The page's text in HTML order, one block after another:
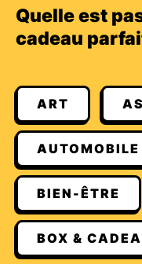
Quelle est
cadeau
ART
AUTOMOBILE
BIEN-ÊTRE
BOX &